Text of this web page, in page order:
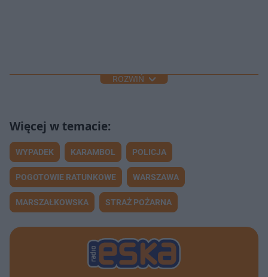
ROZWIŃ
WYPADEK KARAMBOL POLICJA
POGOTOWIE RATUNKOWE WARSZAWA
MARSZAŁKOWSKA STRAŻ POŻARNA